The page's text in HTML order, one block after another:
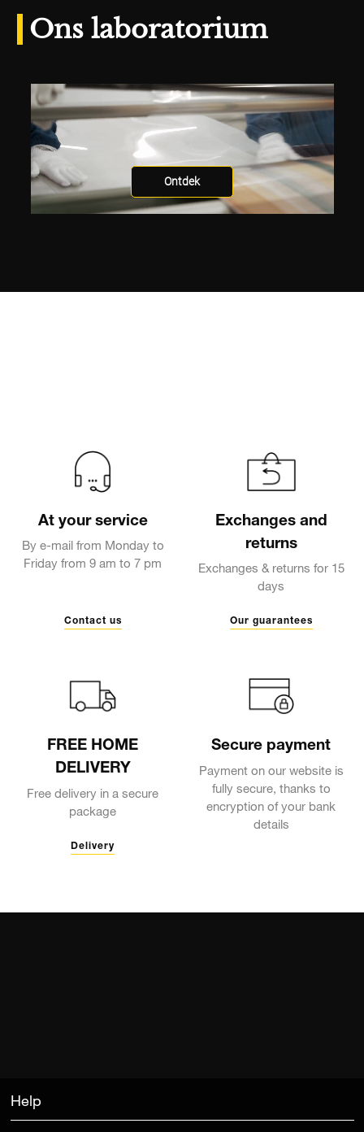
Ons laboratorium
Ontdek
At your service
By e-mail from Monday to
Friday from 9 am to 7 pm
Contact us
Exchanges and
returns
Exchanges & returns for 15
days
Our guarantees
FREE HOME
DELIVERY
Free delivery in a secure
package
Delivery
Secure payment
Payment on our website is
fully secure, thanks to
encryption of your bank
details
Help